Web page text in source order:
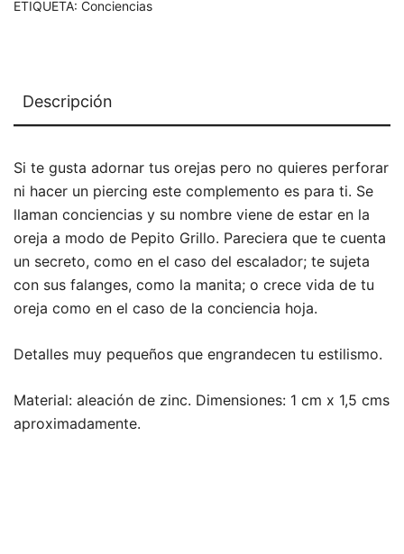
ETIQUETA: Conciencias
Descripción
Si te gusta adornar tus orejas pero no quieres perforar
ni hacer un piercing este complemento es para ti. Se
llaman conciencias y su nombre viene de estar en la
oreja a modo de Pepito Grillo. Pareciera que te cuenta
un secreto, como en el caso del escalador; te sujeta
con sus falanges, como la manita; o crece vida de tu
oreja como en el caso de la conciencia hoja.
Detalles muy pequeños que engrandecen tu estilismo.
Material: aleación de zinc. Dimensiones: 1 cm x 1,5 cms
aproximadamente.